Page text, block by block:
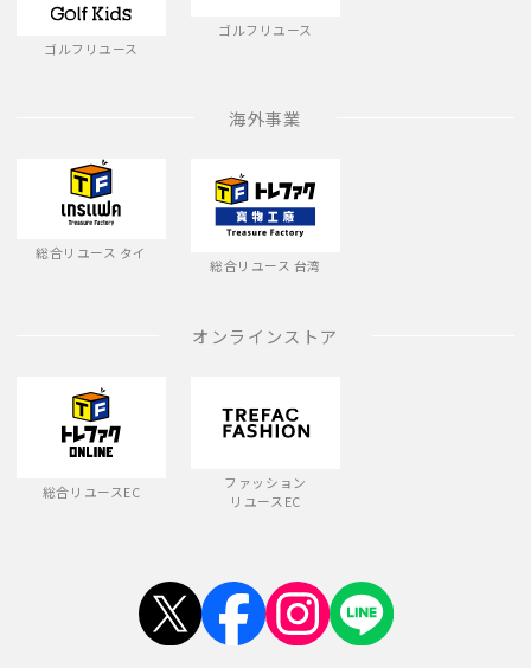
ゴルフリユース
ゴルフリユース
海外事業
総合リユース タイ
総合リユース 台湾
オンラインストア
総合リユースEC
ファッション
リユースEC